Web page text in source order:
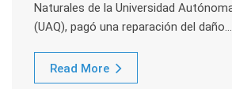
Naturales de la Universidad
(UAQ), pagó una reparación del daño…
Read More